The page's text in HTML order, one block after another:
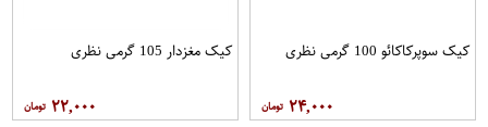
کیک سوپرکاکائو 100 گرمی نظری
۲۴,۰۰۰
کیک مغزدار 105 گرمی نظری
۲۲,۰۰۰